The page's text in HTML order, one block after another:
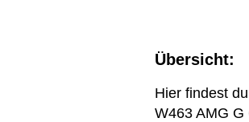
Übersicht:
Hier findest
W463 AMG